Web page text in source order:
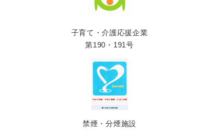
子育て・介護応援企業
第190・191号
禁煙・分煙施設